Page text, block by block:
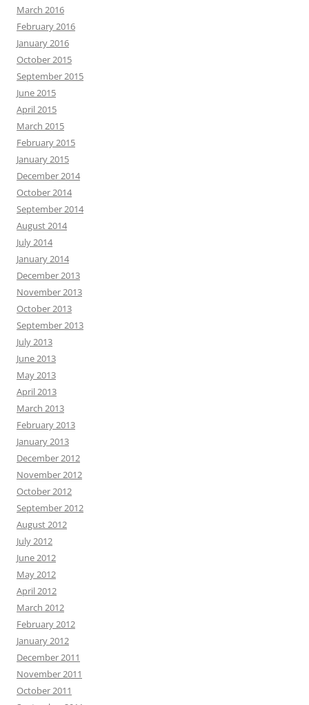
March 2016
February 2016
January 2016
October 2015
September 2015
June 2015
April 2015
March 2015
February 2015
January 2015
December 2014
October 2014
September 2014
August 2014
July 2014
January 2014
December 2013
November 2013
October 2013
September 2013
July 2013
June 2013
May 2013
April 2013
March 2013
February 2013
January 2013
December 2012
November 2012
October 2012
September 2012
August 2012
July 2012
June 2012
May 2012
April 2012
March 2012
February 2012
January 2012
December 2011
November 2011
October 2011